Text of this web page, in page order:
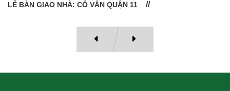
LỄ BÀN GIAO NHÀ: CÔ VÂN QUẬN 11